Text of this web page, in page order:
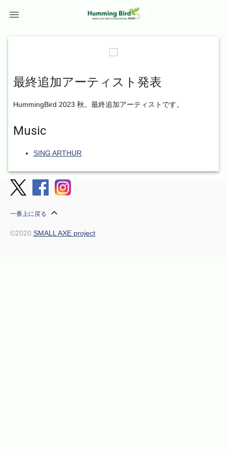

最終追加アーティスト発表
HummingBird 2023 秋。最終追加アーティストです。
Music
SING ARTHUR
一番上に戻る expand_less
©2020 SMALL AXE project